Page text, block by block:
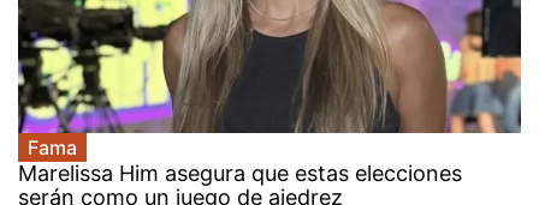
Fama
Marelissa Him asegura que estas elecciones
serán como un juego de ajedrez